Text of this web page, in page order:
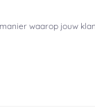
waarop jouw